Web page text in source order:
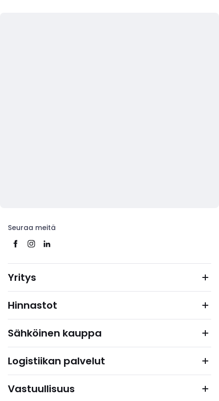
Seuraa meitä
Yritys
Hinnastot
Sähköinen kauppa
Logistiikan palvelut
Vastuullisuus